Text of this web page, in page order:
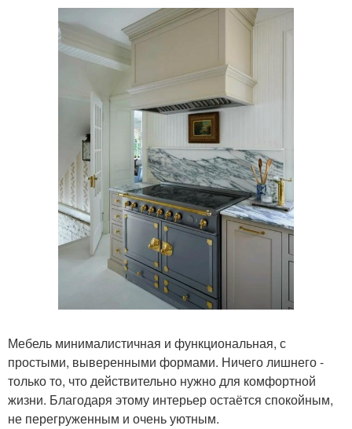
Мебель минималистичная и функциональная, с
простыми, выверенными формами. Ничего лишнего -
только то, что действительно нужно для комфортной
жизни. Благодаря этому интерьер остаётся спокойным,
не перегруженным и очень уютным.